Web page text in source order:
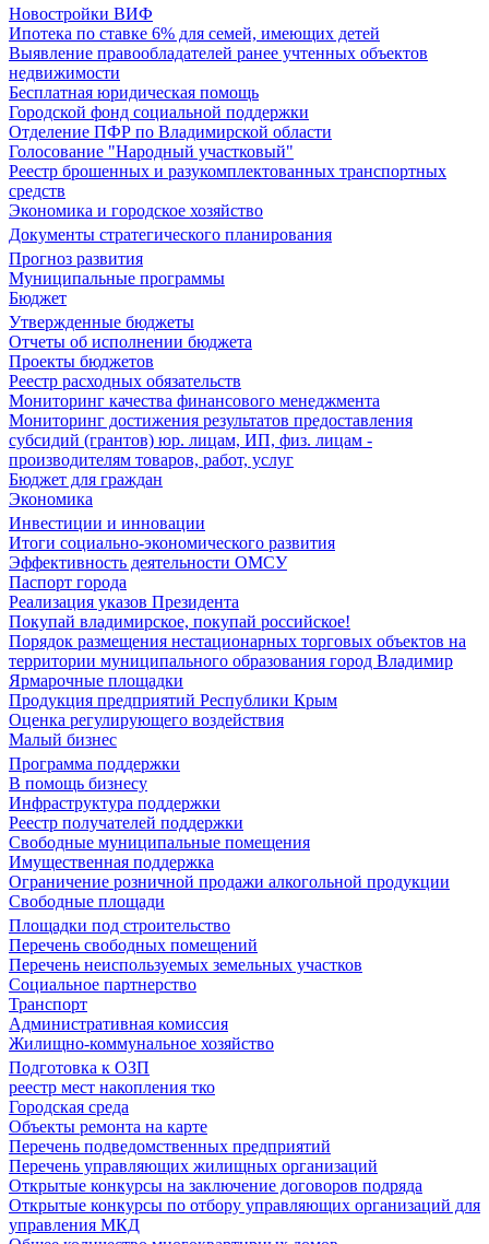
Новостройки ВИФ
Ипотека по ставке 6% для семей, имеющих детей
Выявление правообладателей ранее учтенных объектов
недвижимости
Бесплатная юридическая помощь
Городской фонд социальной поддержки
Отделение ПФР по Владимирской области
Голосование "Народный участковый"
Реестр брошенных и разукомплектованных транспортных
средств
Экономика и городское хозяйство
Документы стратегического планирования
Прогноз развития
Муниципальные программы
Бюджет
Утвержденные бюджеты
Отчеты об исполнении бюджета
Проекты бюджетов
Реестр расходных обязательств
Мониторинг качества финансового менеджмента
Мониторинг достижения результатов предоставления
субсидий (грантов) юр. лицам, ИП, физ. лицам -
производителям товаров, работ, услуг
Бюджет для граждан
Экономика
Инвестиции и инновации
Итоги социально-экономического развития
Эффективность деятельности ОМСУ
Паспорт города
Реализация указов Президента
Покупай владимирское, покупай российское!
Порядок размещения нестационарных торговых объектов на
территории муниципального образования город Владимир
Ярмарочные площадки
Продукция предприятий Республики Крым
Оценка регулирующего воздействия
Малый бизнес
Программа поддержки
В помощь бизнесу
Инфраструктура поддержки
Реестр получателей поддержки
Свободные муниципальные помещения
Имущественная поддержка
Ограничение розничной продажи алкогольной продукции
Свободные площади
Площадки под строительство
Перечень свободных помещений
Перечень неиспользуемых земельных участков
Социальное партнерство
Транспорт
Административная комиссия
Жилищно-коммунальное хозяйство
Подготовка к ОЗП
реестр мест накопления тко
Городская среда
Объекты ремонта на карте
Перечень подведомственных предприятий
Перечень управляющих жилищных организаций
Открытые конкурсы на заключение договоров подряда
Открытые конкурсы по отбору управляющих организаций для
управления МКД